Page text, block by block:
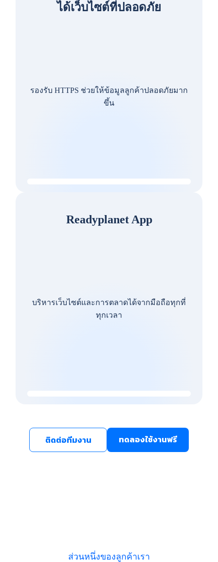
ได้เว็บไซต์ที่ปลอดภัย
รองรับ HTTPS ช่วยให้ข้อมูลลูกค้าปลอดภัยมาก
ขึ้น
Readyplanet App
บริหารเว็บไซต์และการตลาดได้จากมือถือทุกที่
ทุกเวลา
ติดต่อทีมงาน ทดลองใช้งานฟรี
ส่วนหนึ่งของลูกค้าเรา